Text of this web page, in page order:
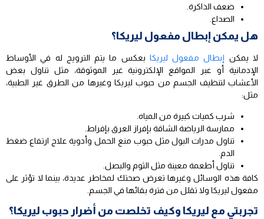
ضعف الذاكرة.
الصداع.
هل يمكن إبطال مفعول ليريكا؟
لا يمكن إبطال مفعول ليريكا بعكس ما يتم الترويج له في الأوساط
الإدمانية أو عبر المواقع الإلكترونية غير الموثوقة، مثل تناول بعض
الأعشاب لتنظيف الجسم من حبوب ليريكا وغيرها من الطرق غير الطبية،
مثل:
شرب كميات كبيرة من المياه.
ممارسة الرياضة الشاقة بإفراز العرق بإفراط.
تناول مدرات البول مثل حبوب منع الحمل وأدوية علاج ارتفاع ضغط
الدم.
تناول أطعمة معينة مثل الثوم والبصل.
كافة هذه الوسائل وغيرها تعرض صحتك لمخاطر عديدة، بينما لا تؤثر على
مفعول ليريكا ولا تقلل من فترة بقائها في الجسم.
تجربتي مع ليريكا وكيف تخلصت من أضرار حبوب ليريكا؟